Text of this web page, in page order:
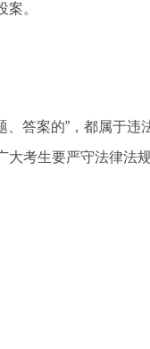
。
答案的”，都属于违
考生要严守法律法